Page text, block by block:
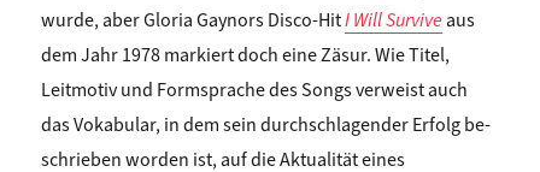
wurde, aber Gloria Gaynors Disco-HitI Will Surviveaus
dem Jahr 1978 markiert doch eine Zä­sur. Wie Titel,
Leitmotiv und Formsprache des Songs verweist auch
das Vokabular, in dem sein durchschlagender Erfolg be­
schrieben worden ist, auf die Aktualität eines